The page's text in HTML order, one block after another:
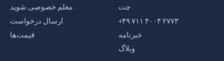
معلم خصوصی شوید
ارسال درخواست
قیمت‌ها
چت
‎+۴۹ ۷۱۱ ۴۰۰۴ ۲۷۷۳‎
خبرنامه
وبلاگ